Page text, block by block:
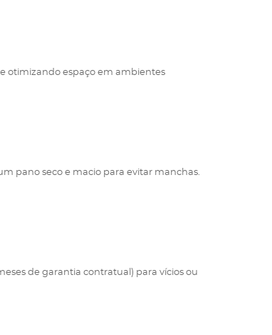
otimizando espaço em ambientes
pano seco e macio para evitar manchas.
de garantia contratual) para vícios ou